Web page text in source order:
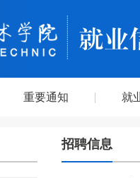
重要通知 就
招聘信息